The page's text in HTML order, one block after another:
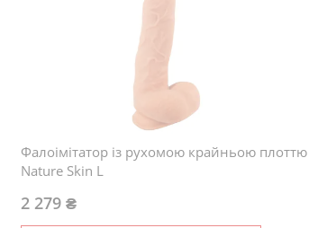
Фалоімітатор із рухомою крайньою плоттю
Nature Skin L
2 279 ₴